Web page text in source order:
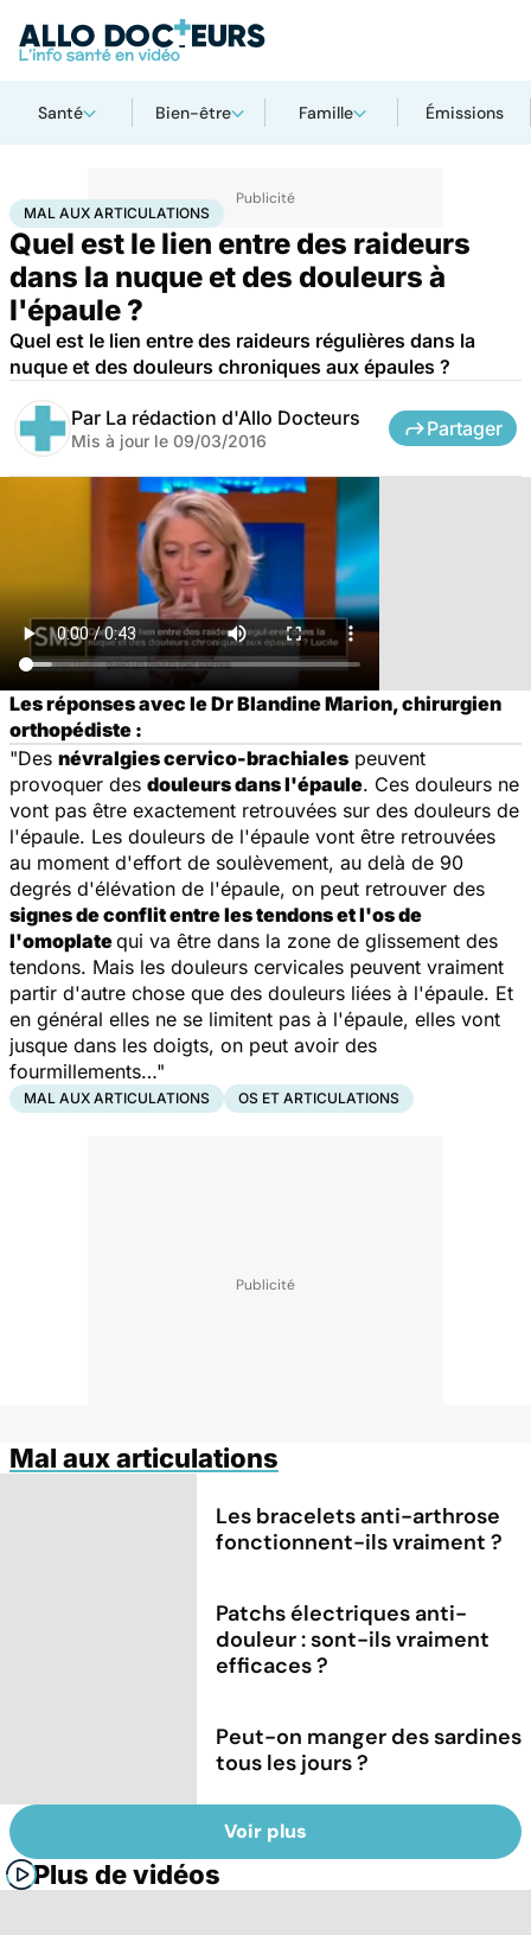
Santé Bien-être Famille Émissions
AccueilSantéMaladiesMal aux articulations
MAL AUX ARTICULATIONS
Quel est le lien entre des raideurs
dans la nuque et des douleurs à
l'épaule ?
Quel est le lien entre des raideurs régulières dans la
nuque et des douleurs chroniques aux épaules ?
Par La rédaction d'Allo Docteurs
Mis à jour le 09/03/2016
Partager
Les réponses avec le Dr Blandine Marion, chirurgien
orthopédiste :
"Des névralgies cervico-brachiales peuvent
provoquer des douleurs dans l'épaule. Ces douleurs ne
vont pas être exactement retrouvées sur des douleurs de
l'épaule. Les douleurs de l'épaule vont être retrouvées
au moment d'effort de soulèvement, au delà de 90
degrés d'élévation de l'épaule, on peut retrouver des
signes de conflit entre les tendons et l'os de
l'omoplatequi va être dans la zone de glissement des
tendons. Mais les douleurs cervicales peuvent vraiment
partir d'autre chose que des douleurs liées à l'épaule. Et
en général elles ne se limitent pas à l'épaule, elles vont
jusque dans les doigts, on peut avoir des
fourmillements…"
MAL AUX ARTICULATIONS OS ET ARTICULATIONS
Mal aux articulations
Les bracelets anti-arthrose
fonctionnent-ils vraiment ?
Patchs électriques anti-
douleur : sont-ils vraiment
efficaces ?
Peut-on manger des sardines
tous les jours ?
Voir plus
Plus de vidéos